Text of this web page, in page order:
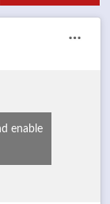
enable